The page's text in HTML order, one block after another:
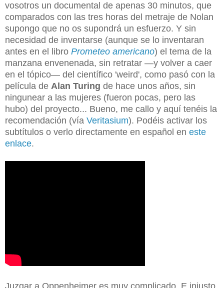
vosotros un documental de apenas 30 minutos, que
comparados con las tres horas del metraje de Nolan
supongo que no os supondrá un esfuerzo. Y sin
necesidad de inventarse (aunque se lo inventaran
antes en el libro Prometeo americano) el tema de la
manzana envenenada, sin retratar —y volver a caer
en el tópico— del científico 'weird', como pasó con la
película de Alan Turing de hace unos años, sin
ningunear a las mujeres (fueron pocas, pero las
hubo) del proyecto... Bueno, me callo y aquí tenéis la
recomendación (vía Veritasium). Podéis activar los
subtítulos o verlo directamente en español en este
enlace.